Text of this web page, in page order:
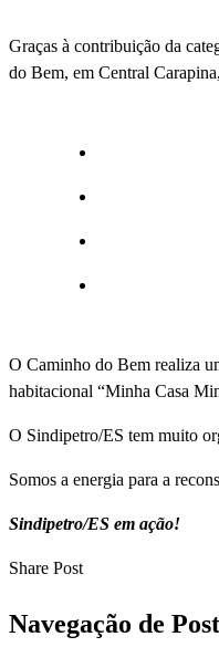
Graças à contribuição da
do Bem, em Central
O Caminho do Bem realiza
habitacional “Minha Casa
O Sindipetro/ES tem muito
Somos a energia para a
Sindipetro/ES em ação!
Share Post
Navegação de Post